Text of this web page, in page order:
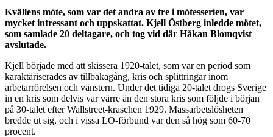
Kvällens möte, som var det andra av tre i mötesserien, var
mycket intressant och uppskattat. Kjell Östberg inledde mötet,
som samlade 20 deltagare, och tog vid där Håkan Blomqvist
avslutade.
Kjell började med att skissera 1920-talet, som var en period som
karaktäriserades av tillbakagång, kris och splittringar inom
arbetarrörelsen och vänstern. Under det tidiga 20-talet drogs Sverige
in en kris som delvis var värre än den stora kris som följde i början
på 30-talet efter Wallstreet-kraschen 1929. Massarbetslösheten
bredde ut sig, och i vissa LO-förbund var den så hög som 60-70
procent.